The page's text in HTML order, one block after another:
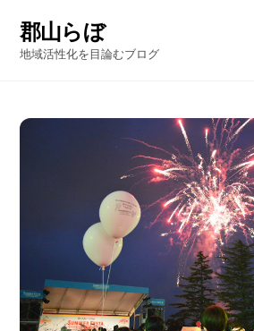
content
郡山らぼ
地域活性化を目論むブログ